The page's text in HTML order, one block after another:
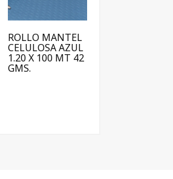
ROLLO MANTEL
CELULOSA AZUL
1.20 X 100 MT 42
GMS.